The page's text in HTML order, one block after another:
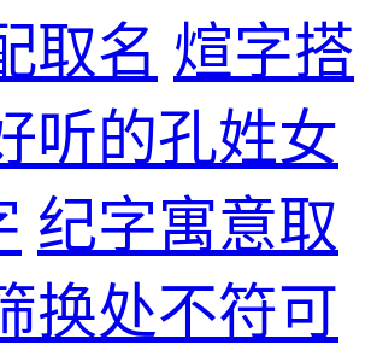
取名 煊字搭
听的孔姓女
纪字寓意取
换处不符可